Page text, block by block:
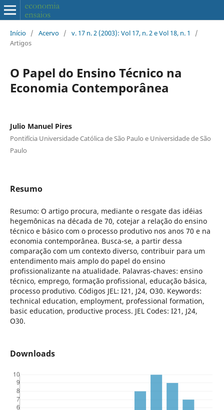
Início / Acervo / v. 17 n. 2 (2003): Vol 17, n. 2 e Vol 18, n. 1
/
Artigos
O Papel do Ensino Técnico na
Economia Contemporânea
Julio Manuel Pires
Pontifícia Universidade Católica de São Paulo e Universidade de São
Paulo
Resumo
Resumo: O artigo procura, mediante o resgate das idéias
hegemônicas na década de 70, cotejar a relação do ensino
técnico e básico com o processo produtivo nos anos 70 e na
economia contemporânea. Busca-se, a partir dessa
comparação com um contexto diverso, contribuir para um
entendimento mais amplo do papel do ensino
profissionalizante na atualidade. Palavras-chaves: ensino
técnico, emprego, formação profissional, educação básica,
processo produtivo. Códigos JEL: I21, J24, O30. Keywords:
technical education, employment, professional formation,
basic education, productive process. JEL Codes: I21, J24,
O30.
Downloads